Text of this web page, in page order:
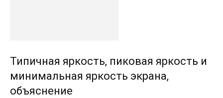
Типичная яркость, пиковая яркость и
минимальная яркость экрана,
объяснение